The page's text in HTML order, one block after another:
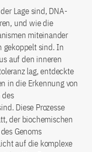
Lage sind, DNA-
und wie die
miteinander
gekoppelt sind. In
auf den inneren
lag, entdeckte
in die Erkennung von
Diese Prozesse
der biochemischen
Genoms
auf die komplexe